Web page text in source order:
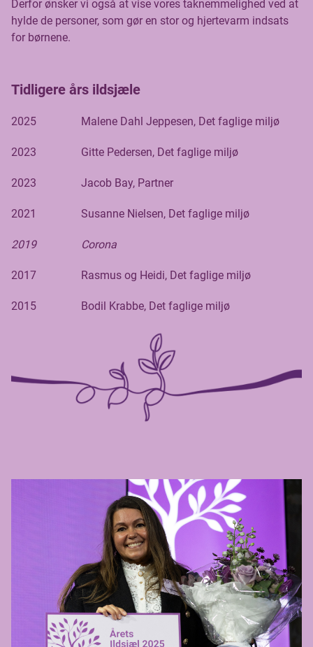
Derfor ønsker vi også at vise vores taknemmelighed ved at
hylde de personer, som gør en stor og hjertevarm indsats
for børnene.
Tidligere års ildsjæle
2025 Malene Dahl Jeppesen, Det faglige miljø
2023 Gitte Pedersen, Det faglige miljø
2023 Jacob Bay, Partner
2021 Susanne Nielsen, Det faglige miljø
2019 Corona
2017 Rasmus og Heidi, Det faglige miljø
2015 Bodil Krabbe, Det faglige miljø